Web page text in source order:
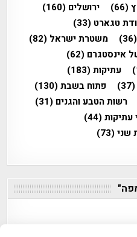
(66) ירושלים (160)
טגארט (33)
(36) משטרת ישראל (82)
אינסטגרם (62)
עתיקות(183)
(37) פתוח בשבת(130)
רשות הטבע והגנים (31)
עתיקות(44)
שני(73)